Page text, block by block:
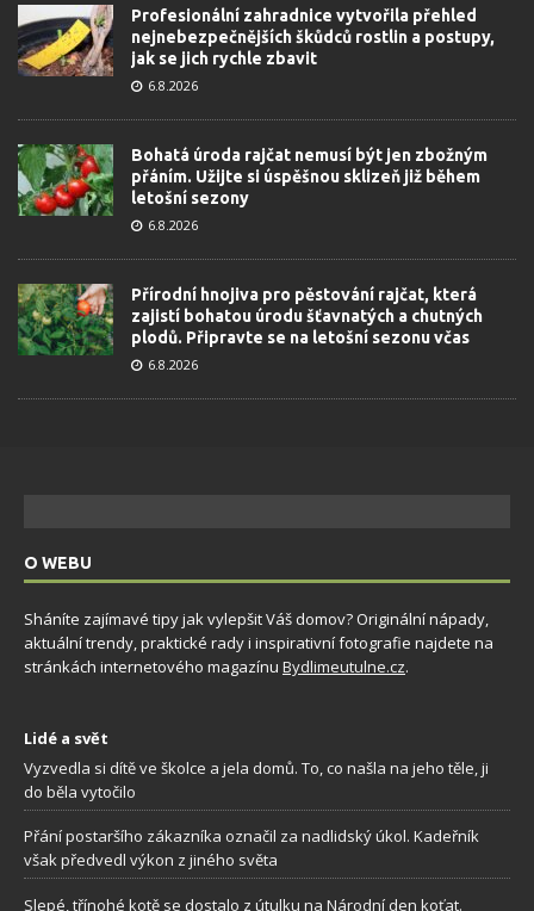
Profesionální zahradnice vytvořila přehled
nejnebezpečnějších škůdců rostlin a postupy,
jak se jich rychle zbavit
6.8.2026
Bohatá úroda rajčat nemusí být jen zbožným
přáním. Užijte si úspěšnou sklizeň již během
letošní sezony
6.8.2026
Přírodní hnojiva pro pěstování rajčat, která
zajistí bohatou úrodu šťavnatých a chutných
plodů. Připravte se na letošní sezonu včas
6.8.2026
O WEBU
Sháníte zajímavé tipy jak vylepšit Váš domov? Originální nápady,
aktuální trendy, praktické rady i inspirativní fotografie najdete na
stránkách internetového magazínu Bydlimeutulne.cz.
Lidé a svět
Vyzvedla si dítě ve školce a jela domů. To, co našla na jeho těle, ji
do běla vytočilo
Přání postaršího zákazníka označil za nadlidský úkol. Kadeřník
však předvedl výkon z jiného světa
Slepé, třínohé kotě se dostalo z útulku na Národní den koťat.